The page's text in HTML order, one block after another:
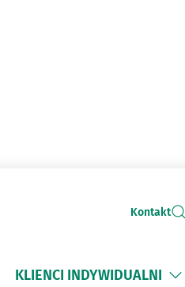
Kontakt
KLIENCI INDYWIDUALNI